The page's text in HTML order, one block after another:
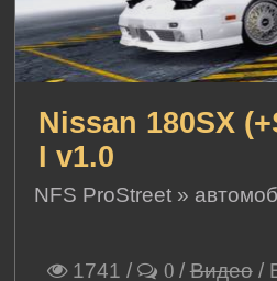
Nissan 180SX
I v1.0
NFS ProStreet »
1741 / 0 /Видео/